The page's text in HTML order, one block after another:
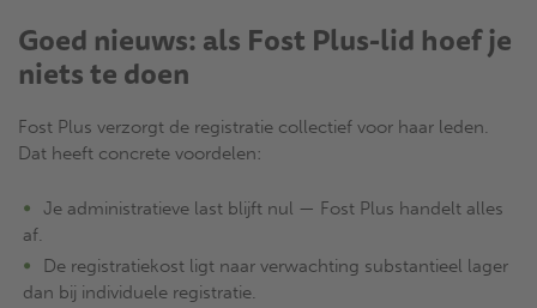
Goed nieuws: als Fost Plus-lid hoef je
niets te doen
Fost Plus verzorgt de registratie collectief voor haar leden.
Dat heeft concrete voordelen:
Je administratieve last blijft nul — Fost Plus handelt alles
af.
De registratiekost ligt naar verwachting substantieel lager
dan bij individuele registratie.